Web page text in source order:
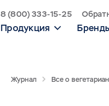
8 (800) 333-15-25
Продукция
Журнал Все о